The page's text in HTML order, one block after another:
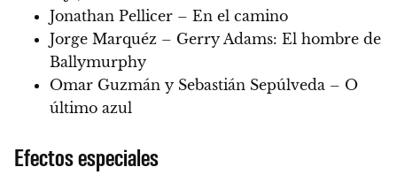
Jonathan Pellicer – En el camino
Jorge Marquéz – Gerry Adams: El hombre de
Ballymurphy
Omar Guzmán y Sebastián Sepúlveda – O
último azul
Efectos especiales